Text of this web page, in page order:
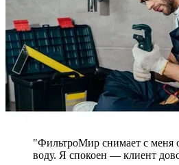
"ФильтроМир снимает с меня
воду. Я спокоен — клиент